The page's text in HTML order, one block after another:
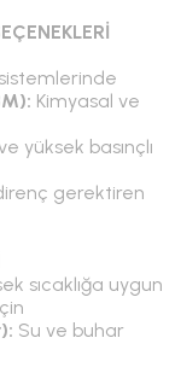
Kimyasal ve
yüksek basınçlı
gerektiren
sıcaklığa uygun
Su ve buhar